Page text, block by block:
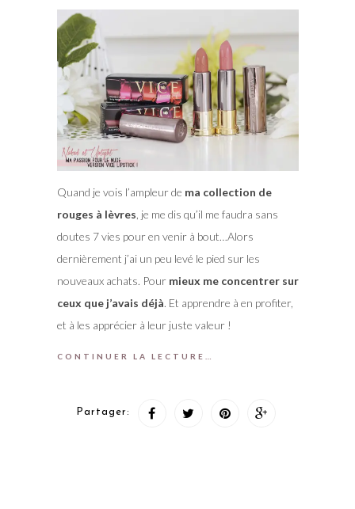
Quand je vois l’ampleur de ma collection de
rouges à lèvres , je me dis qu’il me faudra sans
doutes 7 vies pour en venir à bout…Alors
dernièrement j’ai un peu levé le pied sur les
nouveaux achats. Pour mieux me concentrer sur
ceux que j’avais déjà. Et apprendre à en profiter,
et à les apprécier à leur juste valeur !
CONTINUER LA LECTURE…
Partager: